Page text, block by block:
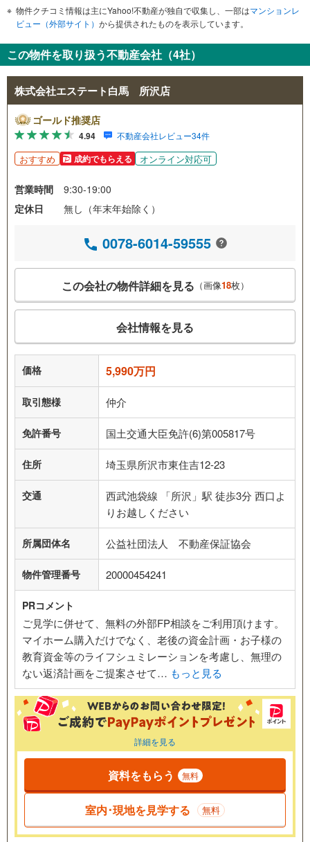
物件クチコミ情報は主にYahoo!不動産が独自で収集し、一部はマンションレ
ビュー（外部サイト） から提供されたものを表示しています。
この物件を取り扱う不動産会社（4社）
株式会社エステート白馬 所沢店
ゴールド推奨店
4.94 不動産会社レビュー34件
おすすめ 成約でもらえる オンライン対応可
営業時間
9:30-19:00
定休日
無し（年末年始除く）
0078-6014-59555
この会社の物件詳細を見る （画像18枚）
会社情報を見る
価格 5,990万円
取引態様 仲介
免許番号 国土交通大臣免許(6)第005817号
住所 埼玉県所沢市東住吉12-23
交通
西武池袋線 「所沢」駅 徒歩3分 西口よ
りお越しください
所属団体名 公益社団法人 不動産保証協会
物件管理番号 20000454241
PRコメント
ご見学に併せて、無料の外部FP相談をご利用頂けます。
マイホーム購入だけでなく、老後の資金計画・お子様の
教育資金等のライフシュミレーションを考慮し、無理の
ない返済計画をご提案させて… もっと見る
詳細を見る
資料をもらう 無料
室内･現地を見学する 無料